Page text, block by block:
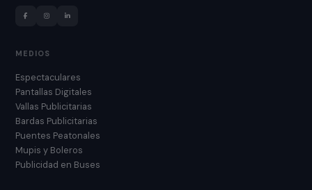
MEDIOS
Espectaculares
Pantallas Digitales
Vallas Publicitarias
Bardas Publicitarias
Puentes Peatonales
Mupis y Boleros
Publicidad en Buses